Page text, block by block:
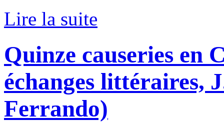
Lire la suite
Quinze causeries en
échanges littéraires,
Ferrando)